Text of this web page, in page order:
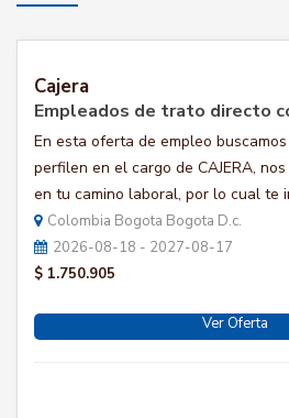
Cajera
Empleados de trato directo
En esta oferta de empleo
perfilen en el cargo de CAJERA,
en tu camino laboral, por lo cual te
Colombia Bogota Bogota D.c.
2026-08-18 - 2027-08-17
$ 1.750.905
Ver Oferta